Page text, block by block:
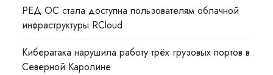
РЕД ОС стала доступна пользователям облачной
инфраструктуры RCloud
Кибератака нарушила работу трёх грузовых портов в
Северной Каролине